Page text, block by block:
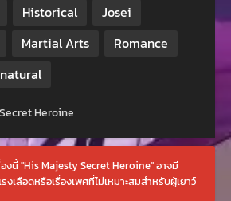
Historical
Josei
Martial Arts
Romance
Heroine
องนี้ "His Majesty Secret Heroine" อาจมี
งเลือดหรือเรื่องเพศที่ไม่เหมาะสมสำหรับผู้เยาว์